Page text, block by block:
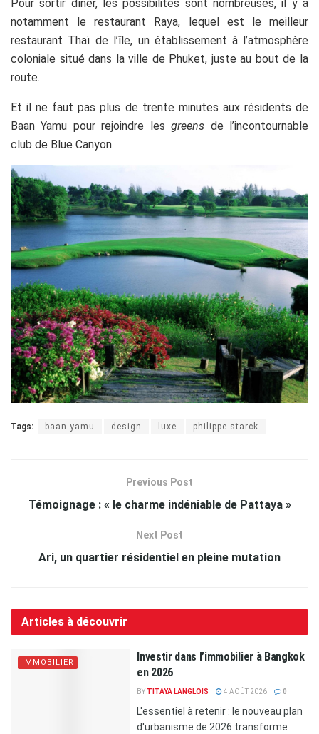
Pour sortir dîner, les possibilités sont nombreuses, il y a
notamment le restaurant Raya, lequel est le meilleur
restaurant Thaï de l’île, un établissement à l’atmosphère
coloniale situé dans la ville de Phuket, juste au bout de la
route.
Et il ne faut pas plus de trente minutes aux résidents de
Baan Yamu pour rejoindre lesgreens de l’incontournable
club de Blue Canyon.
Tags: baan yamu design luxe philippe starck
Previous Post
Témoignage : « le charme indéniable de Pattaya »
Next Post
Ari, un quartier résidentiel en pleine mutation
Articles à découvrir
IMMOBILIER
Investir dans l’immobilier à Bangkok
en 2026
BY TITAYA LANGLOIS 4 AOÛT 2026 0
L'essentiel à retenir : le nouveau plan
d'urbanisme de 2026 transforme